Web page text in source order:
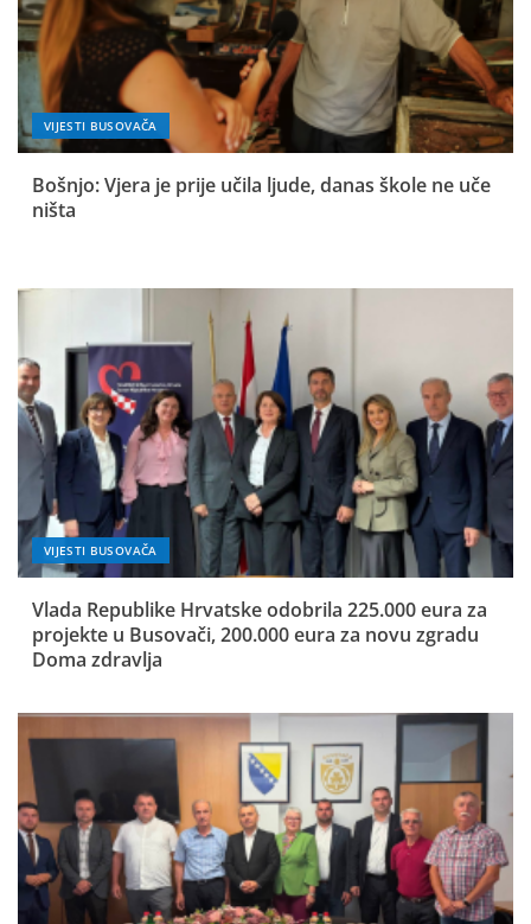
VIJESTI BUSOVAČA
Bošnjo: Vjera je prije učila ljude, danas škole ne uče
ništa
VIJESTI BUSOVAČA
Vlada Republike Hrvatske odobrila 225.000 eura za
projekte u Busovači, 200.000 eura za novu zgradu
Doma zdravlja